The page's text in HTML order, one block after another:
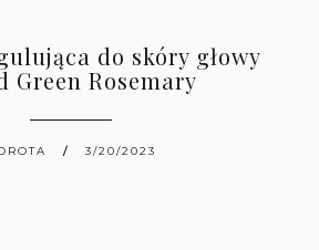
do skóry głowy
Green Rosemary
3/20/2023